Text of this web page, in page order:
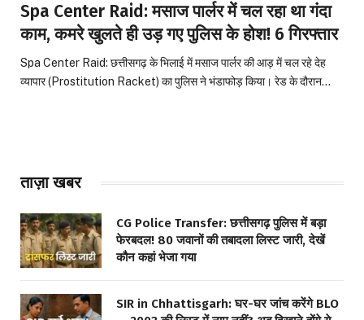
Spa Center Raid: मसाज पार्लर में चल रहा था गंदा
काम, कमरे खुलते ही उड़ गए पुलिस के होश! 6 गिरफ्तार
Spa Center Raid: छत्तीसगढ़ के भिलाई में मसाज पार्लर की आड़ में चल रहे देह
व्यापार (Prostitution Racket) का पुलिस ने भंडाफोड़ किया। रेड के दौरान…
ताज़ा खबर
CG Police Transfer: छत्तीसगढ़ पुलिस में बड़ा
फेरबदल! 80 जवानों की तबादला लिस्ट जारी, देखें
कौन कहां भेजा गया
SIR in Chhattisgarh: घर-घर जांच करेंगे BLO